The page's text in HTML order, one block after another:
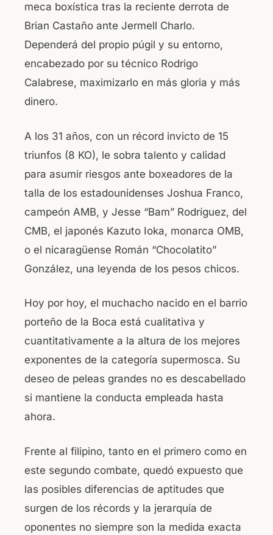
meca boxística tras la reciente derrota de
Brian Castaño ante Jermell Charlo.
Dependerá del propio púgil y su entorno,
encabezado por su técnico Rodrigo
Calabrese, maximizarlo en más gloria y más
dinero.
A los 31 años, con un récord invicto de 15
triunfos (8 KO), le sobra talento y calidad
para asumir riesgos ante boxeadores de la
talla de los estadounidenses Joshua Franco,
campeón AMB, y Jesse “Bam” Rodríguez, del
CMB, el japonés Kazuto Ioka, monarca OMB,
o el nicaragüense Román “Chocolatito”
González, una leyenda de los pesos chicos.
Hoy por hoy, el muchacho nacido en el barrio
porteño de la Boca está cualitativa y
cuantitativamente a la altura de los mejores
exponentes de la categoría supermosca. Su
deseo de peleas grandes no es descabellado
si mantiene la conducta empleada hasta
ahora.
Frente al filipino, tanto en el primero como en
este segundo combate, quedó expuesto que
las posibles diferencias de aptitudes que
surgen de los récords y la jerarquía de
oponentes no siempre son la medida exacta